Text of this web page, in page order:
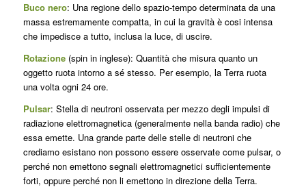
Buco nero: Una regione dello spazio-tempo determinata da una
massa estremamente compatta, in cui la gravità è cosi intensa
che impedisce a tutto, inclusa la luce, di uscire.
Rotazione(spin in inglese): Quantità che misura quanto un
oggetto ruota intorno a sé stesso. Per esempio, la Terra ruota
una volta ogni 24 ore.
Pulsar: Stella di neutroni osservata per mezzo degli impulsi di
radiazione elettromagnetica (generalmente nella banda radio) che
essa emette. Una grande parte delle stelle di neutroni che
crediamo esistano non possono essere osservate come pulsar, o
perché non emettono segnali elettromagnetici sufficientemente
forti, oppure perché non li emettono in direzione della Terra.